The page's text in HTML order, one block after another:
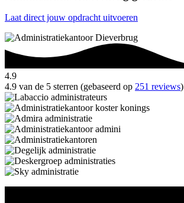
Laat direct jouw opdracht uitvoeren
4.9
4.9 van de 5 sterren (gebaseerd op 251 reviews)